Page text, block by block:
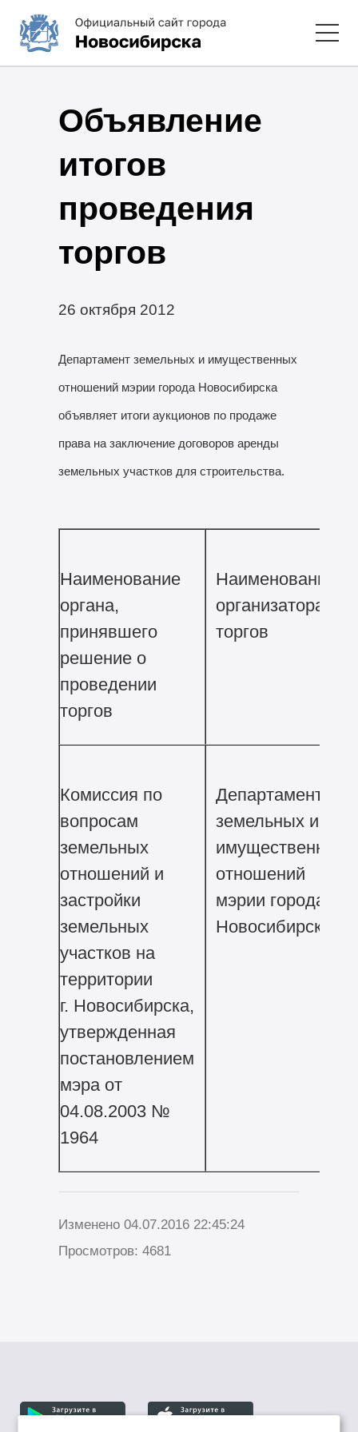
Объявление
итогов
проведения
торгов
26 октября 2012
Департамент земельных и имущественных
отношений мэрии города Новосибирска
объявляет итоги аукционов по продаже
права на заключение договоров аренды
земельных участков для строительства.
Наименование
органа,
принявшего
решение о
проведении
торгов
Наименование
организатора
торгов
Комиссия по
вопросам
земельных
отношений и
застройки
земельных
участков на
территории
г. Новосибирска,
утвержденная
постановлением
мэра от
04.08.2003 №
1964
Департамент
земельных и
имущественных
отношений
мэрии города
Новосибирска
Изменено 04.07.2016 22:45:24
Просмотров: 4681